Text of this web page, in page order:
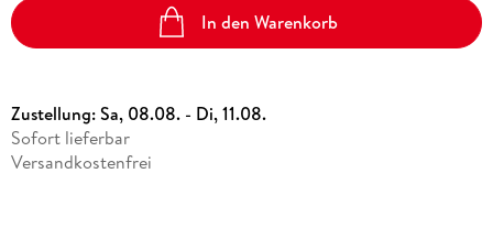
In den Warenkorb
Zustellung:Sa, 08.08. - Di, 11.08.
Sofort lieferbar
Versandkostenfrei